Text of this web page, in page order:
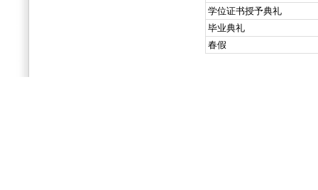
学位证书授予典礼
毕业典礼
春假